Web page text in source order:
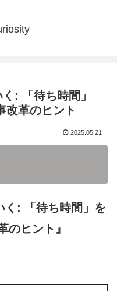
: 「待ち時間」
改革のヒント
2025.05.21
く: 「待ち時間」を
のヒント』